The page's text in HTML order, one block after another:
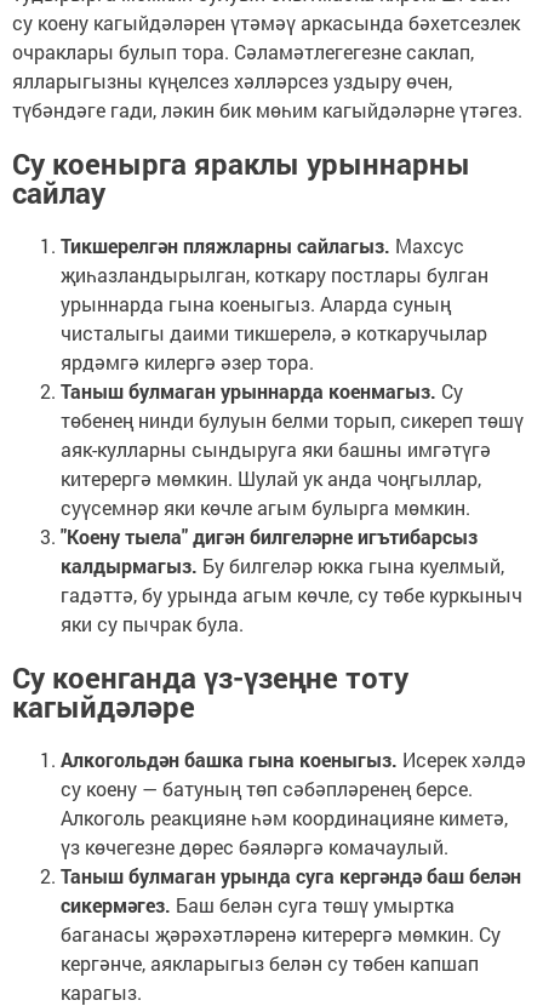
су коену кагыйдәләрен үтәмәү аркасында бәхетсезлек
очраклары булып тора. Сәламәтлегегезне саклап,
ялларыгызны күңелсез хәлләрсез уздыру өчен,
түбәндәге гади, ләкин бик мөһим кагыйдәләрне үтәгез.
Су коенырга яраклы урыннарны
сайлау
Тикшерелгән пляжларны сайлагыз. Махсус
җиһазландырылган, коткару постлары булган
урыннарда гына коеныгыз. Аларда суның
чисталыгы даими тикшерелә, ә коткаручылар
ярдәмгә килергә әзер тора.
Таныш булмаган урыннарда коенмагыз. Су
төбенең нинди булуын белми торып, сикереп төшү
аяк-кулларны сындыруга яки башны имгәтүгә
китерергә мөмкин. Шулай ук анда чоңгыллар,
суүсемнәр яки көчле агым булырга мөмкин.
"Коену тыела" дигән билгеләрне игътибарсыз
калдырмагыз. Бу билгеләр юкка гына куелмый,
гадәттә, бу урында агым көчле, су төбе куркыныч
яки су пычрак була.
Су коенганда үз-үзеңне тоту
кагыйдәләре
Алкогольдән башка гына коеныгыз. Исерек хәлдә
су коену — батуның төп сәбәпләренең берсе.
Алкоголь реакцияне һәм координацияне киметә,
үз көчегезне дөрес бәяләргә комачаулый.
Таныш булмаган урында суга кергәндә баш белән
сикермәгез. Баш белән суга төшү умыртка
баганасы җәрәхәтләренә китерергә мөмкин. Су
кергәнче, аякларыгыз белән су төбен капшап
карагыз.